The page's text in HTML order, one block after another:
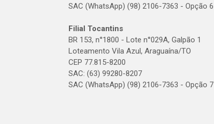
SAC (WhatsApp) (98) 2106-7363 - Opção 6
Filial Tocantins
BR 153, n°1800 - Lote n°029A, Galpão 1
Loteamento Vila Azul, Araguaína/TO
CEP 77.815-8200
SAC: (63) 99280-8207
SAC (WhatsApp) (98) 2106-7363 - Opção 7